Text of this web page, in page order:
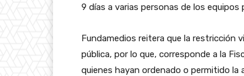
9 días a varias personas de los equipos
Fundamedios reitera que la
pública, por lo que, corresponde a la
quienes hayan ordenado o permitido la